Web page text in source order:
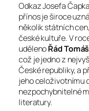
Odkaz Josefa
přínos je široce
několik státních
české kultuře. V
udělenoŘád
což je jedno z
České republiky, a
jeho celoživotnímu
nezpochybnitelné
literatury.